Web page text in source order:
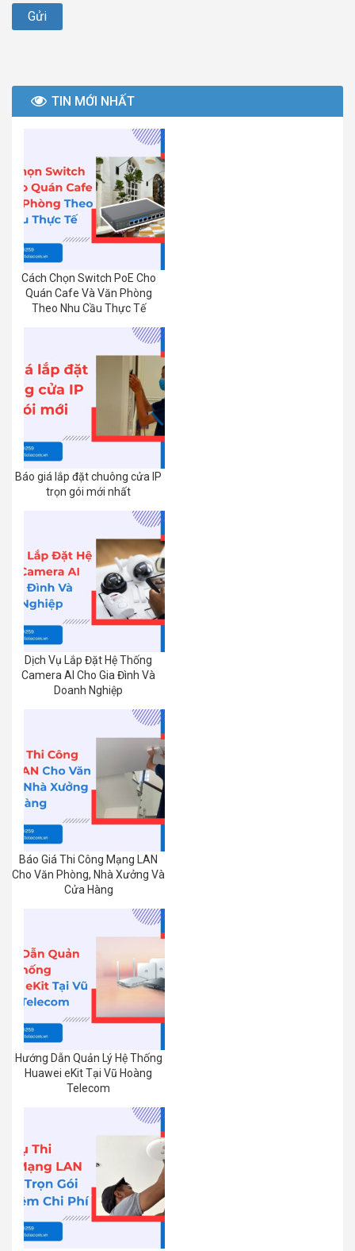
TIN MỚI NHẤT
Cách Chọn Switch PoE Cho
Quán Cafe Và Văn Phòng
Theo Nhu Cầu Thực Tế
Báo giá lắp đặt chuông cửa IP
trọn gói mới nhất
Dịch Vụ Lắp Đặt Hệ Thống
Camera AI Cho Gia Đình Và
Doanh Nghiệp
Báo Giá Thi Công Mạng LAN
Cho Văn Phòng, Nhà Xưởng Và
Cửa Hàng
Hướng Dẫn Quản Lý Hệ Thống
Huawei eKit Tại Vũ Hoàng
Telecom